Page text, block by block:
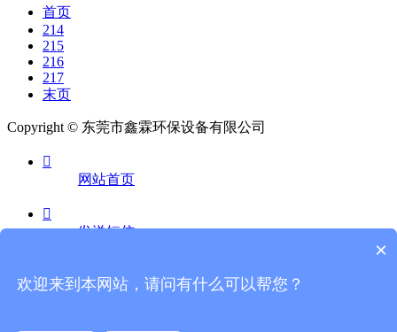
首页
214
215
216
217
末页
Copyright © 东莞市鑫霖环保设备有限公司

网站首页

发送短信
电话咨询
×
欢迎来到本网站，请问有什么可以帮您？